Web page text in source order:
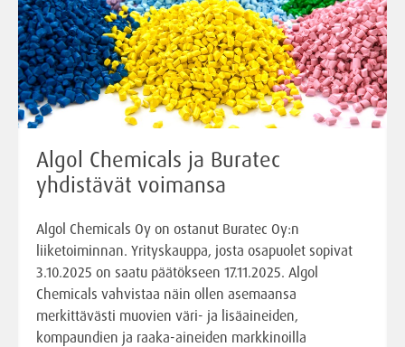
Algol Chemicals ja Buratec
yhdistävät voimansa
Algol Chemicals Oy on ostanut Buratec Oy:n
liiketoiminnan. Yrityskauppa, josta osapuolet sopivat
3.10.2025 on saatu päätökseen 17.11.2025. Algol
Chemicals vahvistaa näin ollen asemaansa
merkittävästi muovien väri- ja lisäaineiden,
kompaundien ja raaka-aineiden markkinoilla